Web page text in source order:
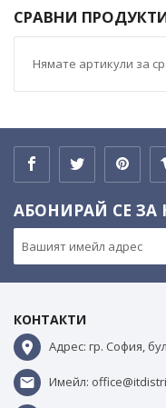
СРАВНИ
Нямате артикули за
АБОНИРАЙ СЕ
КОНТАКТИ
Адрес: гр. София,
Имейл: